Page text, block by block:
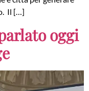
Il […]
oggi